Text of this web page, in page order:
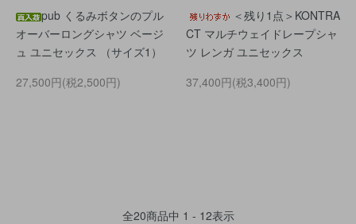
pub くるみボタンのプル
オーバーロングシャツ ベージ
ュ ユニセックス （サイズ1）
27,500円(税2,500円)
＜残り1点＞KONTRA
CT マルチウェイドレープシャ
ツ レンガ ユニセックス
37,400円(税3,400円)
全20商品中 1 - 12表示